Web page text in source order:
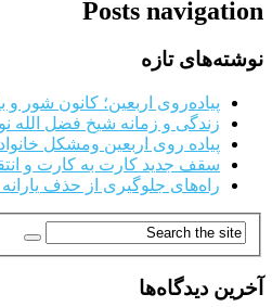
Posts navigation
نوشته‌های تازه
پیاده‌روی اربعین؛ کانون شور و
زندگی و زمانه شیخ فضل الله
پیاده روی اربعین ومشکل
سقف جدید کارت به کارت و
راه‌های جلوگیری از حذف
آخرین دیدگاه‌ها